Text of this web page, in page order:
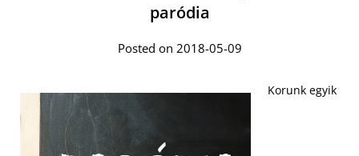
paródia
Posted on 2018-05-09
Korunk egyik